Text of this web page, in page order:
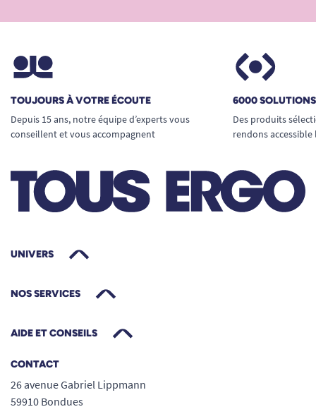
TOUJOURS À VOTRE ÉCOUTE
Depuis 15 ans, notre équipe d’experts vous
conseillent et vous accompagnent
6000
Des produits
rendons
UNIVERS
NOS SERVICES
AIDE ET CONSEILS
CONTACT
26 avenue Gabriel Lippmann
59910 Bondues